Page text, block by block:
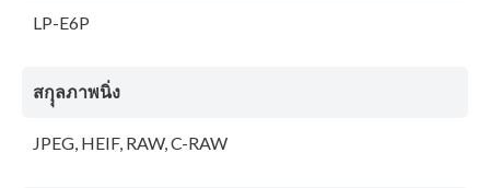
LP-E6P
สกุุลภาพนิ่ง
JPEG, HEIF, RAW, C-RAW